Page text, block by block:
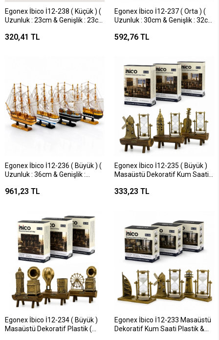
Egonex İbico İ12-238 ( Küçük ) (
Uzunluk : 23cm & Genişlik : 23cm
Yelkenli Gemi Süs Eşyası*48
320,41 TL
Egonex İbico İ12-237 ( Orta ) (
Uzunluk : 30cm & Genişlik : 32cm
Yelkenli Gemi Süs Eşyası*24
592,76 TL
Egonex İbico İ12-236 ( Büyük ) (
Uzunluk : 36cm & Genişlik :
Ahşap ) Yelkenli Gemi Süs
961,23 TL
Egonex İbico İ12-235 ( Büyük )
Masaüstü Dekoratif Kum Saati
Eşyası*48
333,23 TL
Egonex İbico İ12-234 ( Büyük )
Masaüstü Dekoratif Plastik (
Egonex İbico İ12-233 Masaüstü
Dekoratif Kum Saati Plastik &